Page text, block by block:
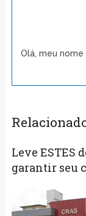
Olá, meu
Leve ESTES
garantir seu